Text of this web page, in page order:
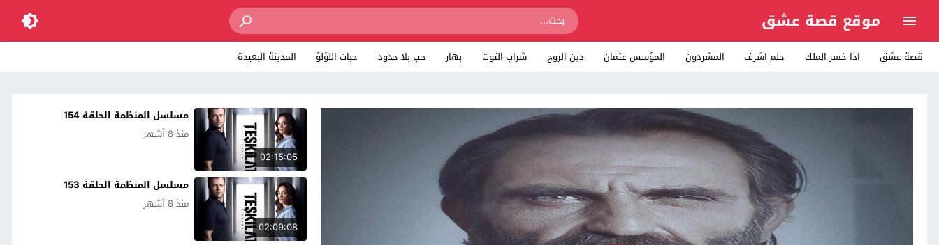
موقع قصة عشق
قصة عشق اذا خسر الملك حلم اشرف المشردون المؤسس عثمان دين الروح شراب التوت بهار حب بلا حدود حبات اللؤلؤ المدينة البعيدة
02:15:05
مسلسل المنظمة الحلقة 154
منذ 8 أشهر
02:09:08
مسلسل المنظمة الحلقة 153
منذ 8 أشهر